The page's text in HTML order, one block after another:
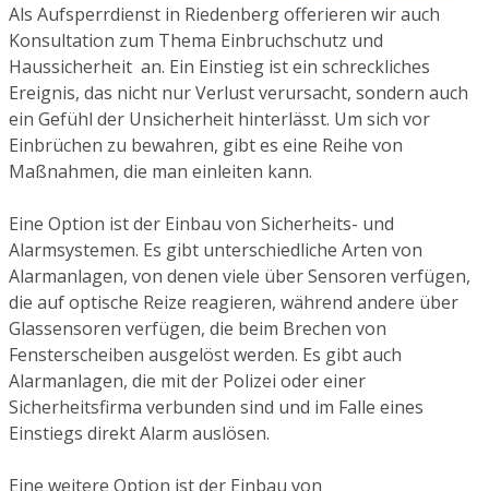
Als Aufsperrdienst in Riedenberg offerieren wir auch
Konsultation zum Thema Einbruchschutz und
Haussicherheit an. Ein Einstieg ist ein schreckliches
Ereignis, das nicht nur Verlust verursacht, sondern auch
ein Gefühl der Unsicherheit hinterlässt. Um sich vor
Einbrüchen zu bewahren, gibt es eine Reihe von
Maßnahmen, die man einleiten kann.
Eine Option ist der Einbau von Sicherheits- und
Alarmsystemen. Es gibt unterschiedliche Arten von
Alarmanlagen, von denen viele über Sensoren verfügen,
die auf optische Reize reagieren, während andere über
Glassensoren verfügen, die beim Brechen von
Fensterscheiben ausgelöst werden. Es gibt auch
Alarmanlagen, die mit der Polizei oder einer
Sicherheitsfirma verbunden sind und im Falle eines
Einstiegs direkt Alarm auslösen.
Eine weitere Option ist der Einbau von